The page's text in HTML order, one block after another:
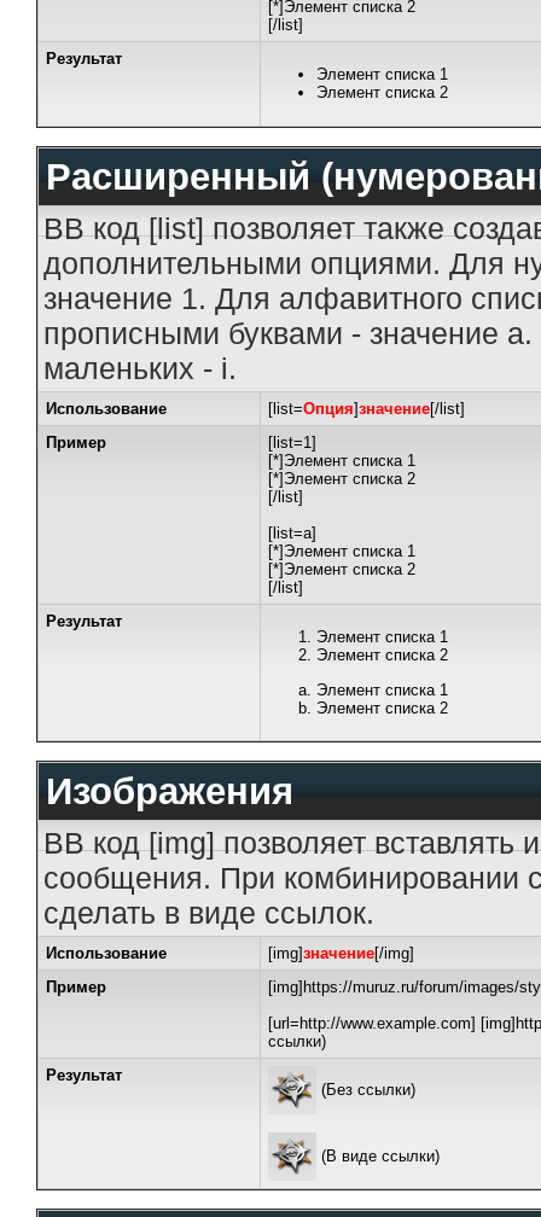
[*]Элемент списка 2
[/list]
Результат
Элемент списка 1
Элемент списка 2
Расширенный
BB код [list] позволяет также
дополнительными опциями. Для
значение 1. Для алфавитного
прописными буквами - значение
маленьких - i.
Использование [list=Опция]значение[/list]
Пример
[list=1]
[*]Элемент списка 1
[*]Элемент списка 2
[/list]
[list=a]
[*]Элемент списка 1
[*]Элемент списка 2
[/list]
Результат
Элемент списка 1
Элемент списка 2
Элемент списка 1
Элемент списка 2
Изображения
BB код [img] позволяет
сообщения. При комбинировании
сделать в виде ссылок.
Использование [img]значение[/img]
Пример
[img]https://muruz.ru/forum/images/
[url=http://www.example.com]
ссылки)
Результат
(Без ссылки)
(В виде ссылки)